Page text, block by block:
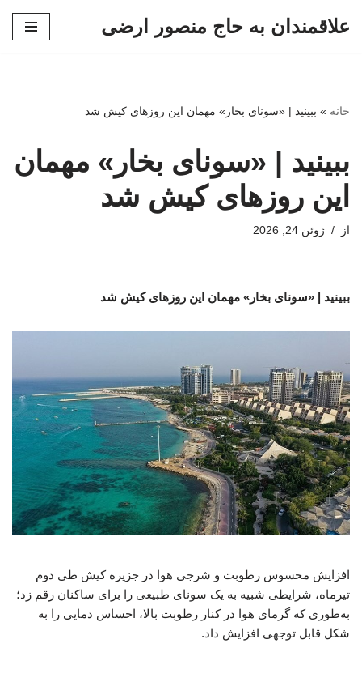
علاقمندان به حاج منصور ارضی
خانه » ببینید | «سونای بخار» مهمان این روزهای کیش شد
ببینید | «سونای بخار» مهمان
این روزهای کیش شد
از ژوئن 24, 2026
ببینید | «سونای بخار» مهمان این روزهای کیش شد
افزایش محسوس رطوبت و شرجی هوا در جزیره کیش طی دوم
تیرماه، شرایطی شبیه به یک سونای طبیعی را برای ساکنان رقم زد؛
به‌طوری که گرمای هوا در کنار رطوبت بالا، احساس دمایی را به
شکل قابل توجهی افزایش داد.